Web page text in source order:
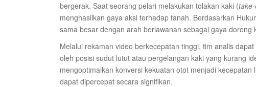
bergerak. Saat seorang pelari melakukan tolakan kaki (
menghasilkan gaya aksi terhadap tanah. Berdasarkan
sama besar dengan arah berlawanan sebagai gaya dorong
Melalui rekaman video berkecepatan tinggi, tim analis
oleh posisi sudut lutut atau pergelangan kaki yang kurang
mengoptimalkan konversi kekuatan otot menjadi
dapat dipercepat secara signifikan.